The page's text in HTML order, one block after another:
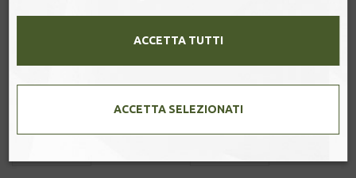
ACCETTA TUTTI
ACCETTA SELEZIONATI